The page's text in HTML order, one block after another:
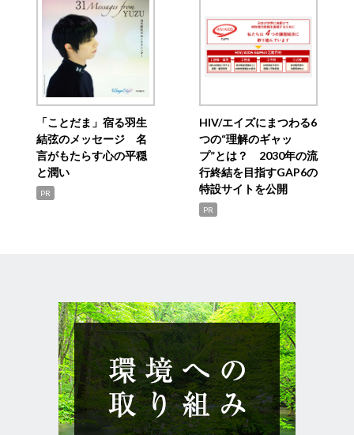
「ことだま」宿る羽生
結弦のメッセージ 名
言がもたらす心の平穏
と潤い
PR
HIV/エイズにまつわる6
つの“理解のギャッ
プ”とは？ 2030年の流
行終結を目指すGAP6の
特設サイトを公開
PR